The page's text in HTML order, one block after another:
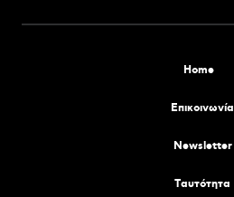
Home
Επικοινωνία
Newsletter
Tαυτότητα